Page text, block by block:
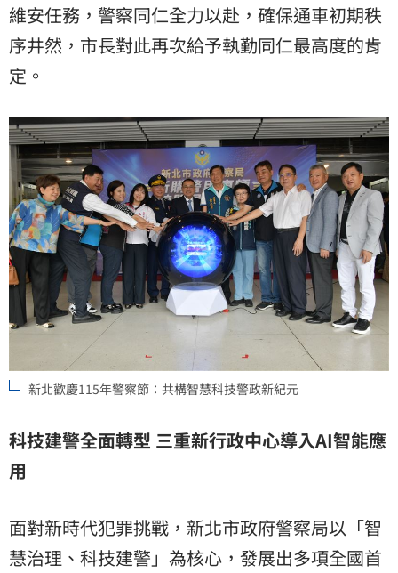
維安任務，警察同仁全力以赴，確保通車初期秩
序井然，市長對此再次給予執勤同仁最高度的肯
定。
新北歡慶115年警察節：共構智慧科技警政新紀元
科技建警全面轉型 三重新行政中心導入AI智能應
用
面對新時代犯罪挑戰，新北市政府警察局以「智
慧治理、科技建警」為核心，發展出多項全國首